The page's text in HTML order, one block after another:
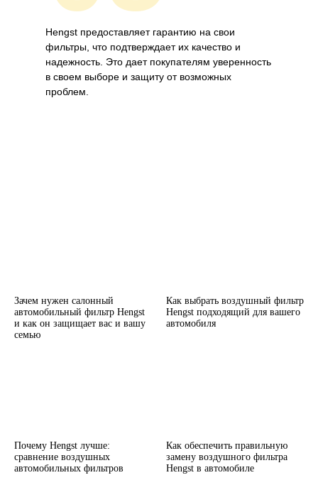
Hengst предоставляет гарантию на свои
фильтры, что подтверждает их качество и
надежность. Это дает покупателям уверенность
в своем выборе и защиту от возможных
проблем.
Зачем нужен салонный
автомобильный фильтр Hengst
и как он защищает вас и вашу
семью
Как выбрать воздушный фильтр
Hengst подходящий для вашего
автомобиля
Почему Hengst лучше:
сравнение воздушных
автомобильных фильтров
Как обеспечить правильную
замену воздушного фильтра
Hengst в автомобиле